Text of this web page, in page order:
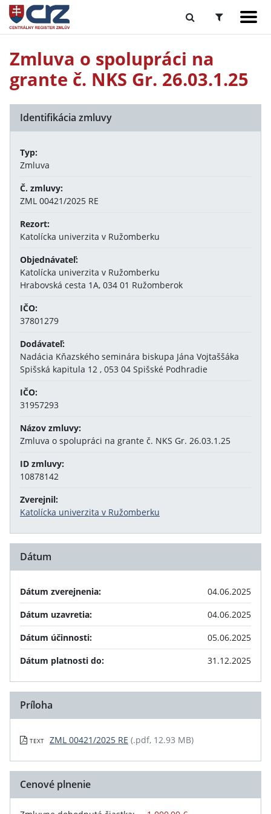
Zmluva o spolupráci na
grante č. NKS Gr. 26.03.1.25
Identifikácia zmluvy
Typ:
Zmluva
Č. zmluvy:
ZML 00421/2025 RE
Rezort:
Katolícka univerzita v Ružomberku
Objednávateľ:
Katolícka univerzita v Ružomberku
Hrabovská cesta 1A, 034 01 Ružomberok
IČO:
37801279
Dodávateľ:
Nadácia Kňazského seminára biskupa Jána Vojtaššáka
Spišská kapitula 12 , 053 04 Spišské Podhradie
IČO:
31957293
Názov zmluvy:
Zmluva o spolupráci na grante č. NKS Gr. 26.03.1.25
ID zmluvy:
10878142
Zverejnil:
Katolícka univerzita v Ružomberku
Dátum
Dátum zverejnenia:
04.06.2025
Dátum uzavretia:
04.06.2025
Dátum účinnosti:
05.06.2025
Dátum platnosti do:
31.12.2025
Príloha
TEXT ZML 00421/2025 RE (.pdf, 12.93 MB)
Cenové plnenie